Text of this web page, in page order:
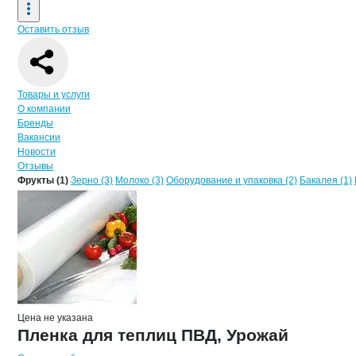
Оставить отзыв
Навигация по странице
Товары и услуги
О компании
Бренды
Вакансии
Новости
Отзывы
ПродукцияВторИндустрия", ООО
Навигация по продуктамкомпании
Фрукты (1) Зерно (3) Молоко (3) Оборудование и упаковка (2) Бакалея (1)
Цена не указана
Пленка для теплиц ПВД, Урожай